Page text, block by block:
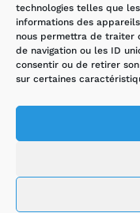
technologies telles que
informations des
nous permettra de traiter
de navigation ou les ID
consentir ou de retirer
sur certaines